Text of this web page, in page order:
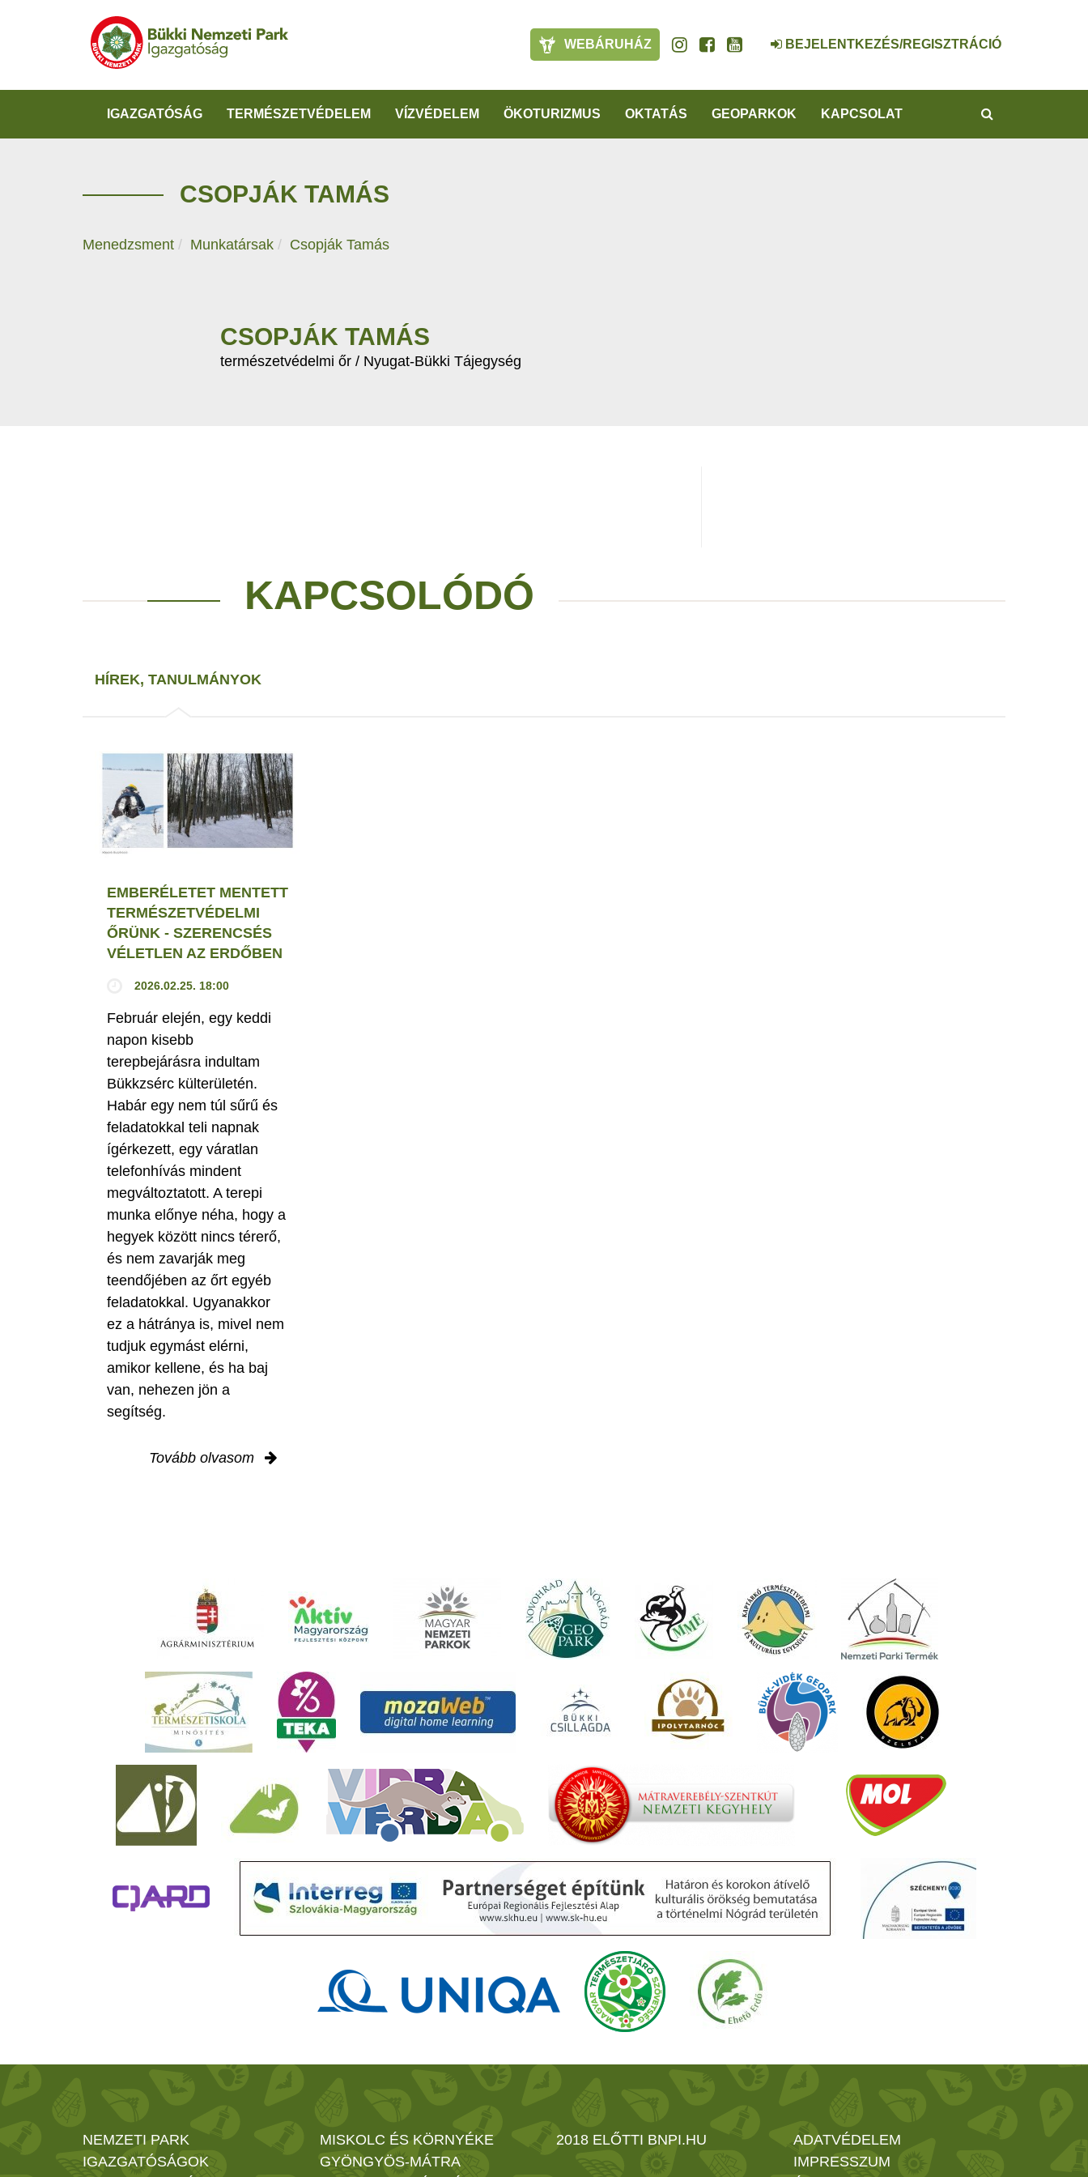
WEBÁRUHÁZ BEJELENTKEZÉS/REGISZTRÁCIÓ
IGAZGATÓSÁG TERMÉSZETVÉDELEM VÍZVÉDELEM ÖKOTURIZMUS OKTATÁS GEOPARKOK KAPCSOLAT
CSOPJÁK TAMÁS
Menedzsment Munkatársak Csopják Tamás
CSOPJÁK TAMÁS
természetvédelmi őr / Nyugat-Bükki Tájegység
KAPCSOLÓDÓ
HÍREK, TANULMÁNYOK
EMBERÉLETET MENTETT
TERMÉSZETVÉDELMI
ŐRÜNK - SZERENCSÉS
VÉLETLEN AZ ERDŐBEN
2026.02.25. 18:00
Február elején, egy keddi
napon kisebb
terepbejárásra indultam
Bükkzsérc külterületén.
Habár egy nem túl sűrű és
feladatokkal teli napnak
ígérkezett, egy váratlan
telefonhívás mindent
megváltoztatott. A terepi
munka előnye néha, hogy a
hegyek között nincs térerő,
és nem zavarják meg
teendőjében az őrt egyéb
feladatokkal. Ugyanakkor
ez a hátránya is, mivel nem
tudjuk egymást elérni,
amikor kellene, és ha baj
van, nehezen jön a
segítség.
Tovább olvasom
NEMZETI PARK
IGAZGATÓSÁGOK
MISKOLC ÉS KÖRNYÉKE
GYÖNGYÖS-MÁTRA
2018 ELŐTTI BNPI.HU
ADATVÉDELEM
IMPRESSZUM